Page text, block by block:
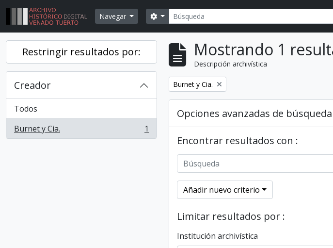
Skip to main content
Navegar
Búsqueda
Search options
Restringir resultados por:
Creador
Todos
Burnet y Cia.
, 1 resultados 1
Mostrando 1
Descripción archivística
Remover filtro
Burnet y Cia.
Opciones avanzadas de búsqueda
Encontrar resultados con :
Añadir nuevo criterio
Limitar resultados por :
Institución archivística